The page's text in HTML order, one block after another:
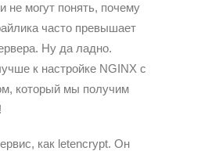
не могут понять, почему
часто превышает
Ну да ладно.
к настройке NGINX с
который мы получим
как letencrypt. Он